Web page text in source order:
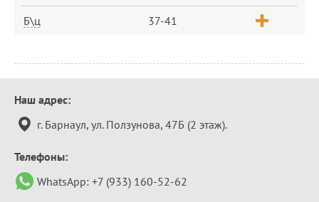
Б\ц 37-41
Контактная
информация
Наш адрес:
г. Барнаул, ул. Ползунова, 47Б (2 этаж).
Телефоны:
WhatsApp: +7 (933) 160-52-62